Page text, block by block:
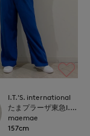
I.T.'S. international
たまプラーザ東急I.T.'S.international
maemae
157cm